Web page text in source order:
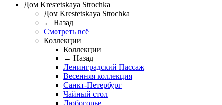
Дом Krestetskaya Strochka
Дом Krestetskaya Strochka
← Назад
Смотреть всё
Коллекции
Коллекции
← Назад
Ленинградский Пассаж
Весенняя коллекция
Санкт-Петербург
Чайный стол
Любогорье